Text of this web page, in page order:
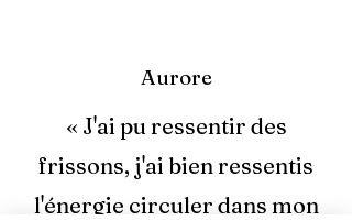
Aurore
« J'ai pu ressentir des
frissons, j'ai bien ressentis
l'énergie circuler dans mon